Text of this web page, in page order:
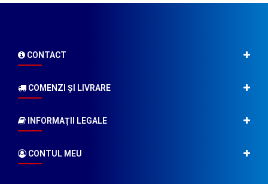
CONTACT
COMENZI ŞI LIVRARE
INFORMAŢII LEGALE
CONTUL MEU